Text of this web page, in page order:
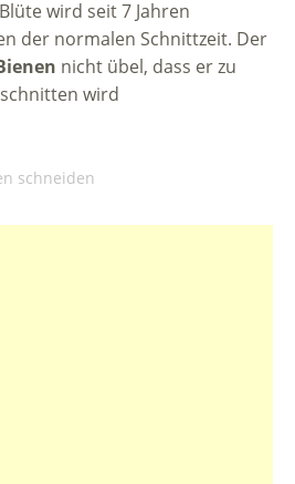
wird seit 7 Jahren
der normalen Schnittzeit. Der
nicht übel, dass er zu
wird
schneiden